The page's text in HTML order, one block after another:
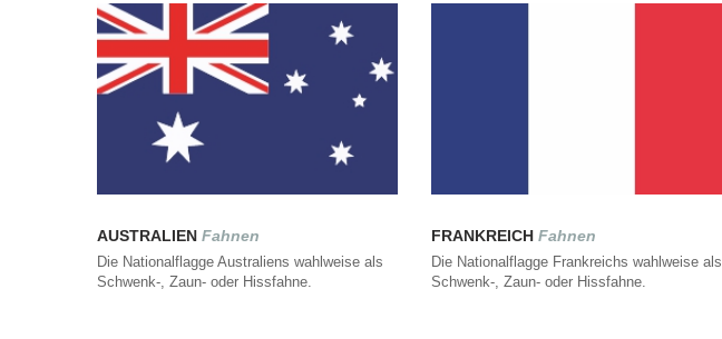
AUSTRALIEN Fahnen
Die Nationalflagge Australiens wahlweise als
Schwenk-, Zaun- oder Hissfahne.
FRANKREICH Fahnen
Die Nationalflagge Frankreichs wahlweise als
Schwenk-, Zaun- oder Hissfahne.